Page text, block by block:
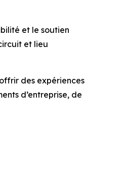
et le soutien
et lieu
des expériences
d’entreprise, de